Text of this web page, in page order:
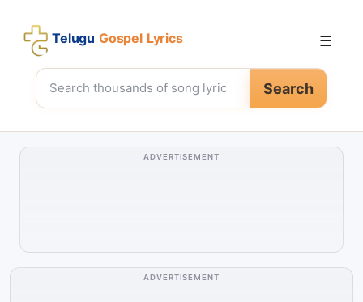
Telugu Gospel Lyrics
Search
☰
ADVERTISEMENT
ADVERTISEMENT